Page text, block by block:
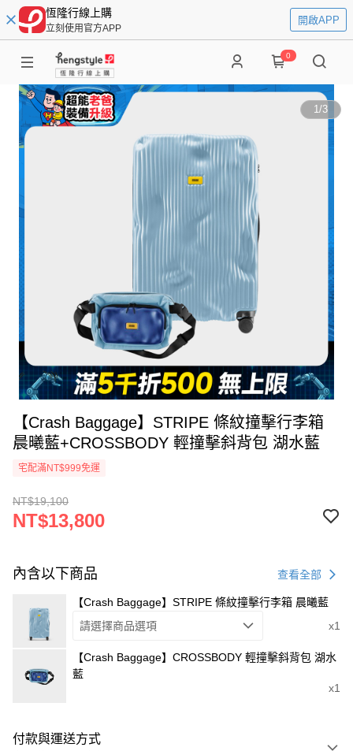
恆隆行線上購
立刻使用官方APP
開啟APP
0
1/3
【Crash Baggage】STRIPE 條紋撞擊行李箱
晨曦藍+CROSSBODY 輕撞擊斜背包 湖水藍
宅配滿NT$999免運
NT$19,100
NT$13,800
內含以下商品 查看全部
【Crash Baggage】STRIPE 條紋撞擊行李箱 晨曦藍
請選擇商品選項
x1
【Crash Baggage】CROSSBODY 輕撞擊斜背包 湖水
藍
x1
付款與運送方式